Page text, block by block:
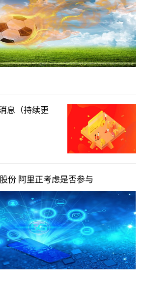
息（持续更
份 阿里正考虑是否参与